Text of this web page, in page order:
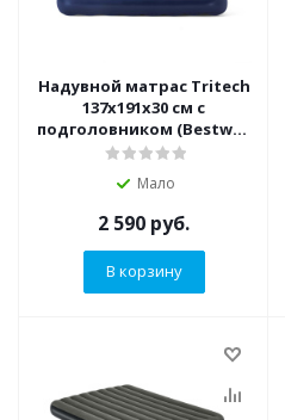
Надувной матрас Tritech
137х191х30 см с
подголовником (Bestway
67681 BW)
Мало
2 590 руб.
В корзину